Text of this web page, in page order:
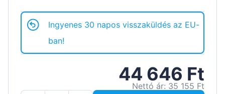
Ingyenes 30 napos visszaküldés az EU-
ban!
44 646 Ft
Nettó ár: 35 155 Ft